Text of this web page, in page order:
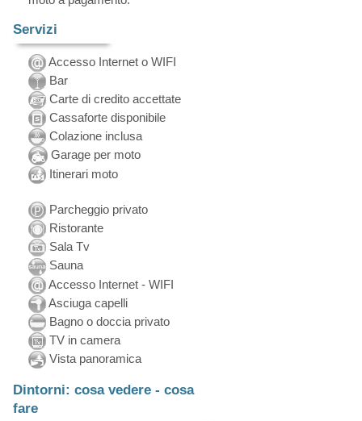
Servizi
Accesso Internet o WIFI
Bar
Carte di credito accettate
Cassaforte disponibile
Colazione inclusa
Garage per moto
Itinerari moto
Parcheggio privato
Ristorante
Sala Tv
Sauna
Accesso Internet - WIFI
Asciuga capelli
Bagno o doccia privato
TV in camera
Vista panoramica
Dintorni: cosa vedere - cosa
fare